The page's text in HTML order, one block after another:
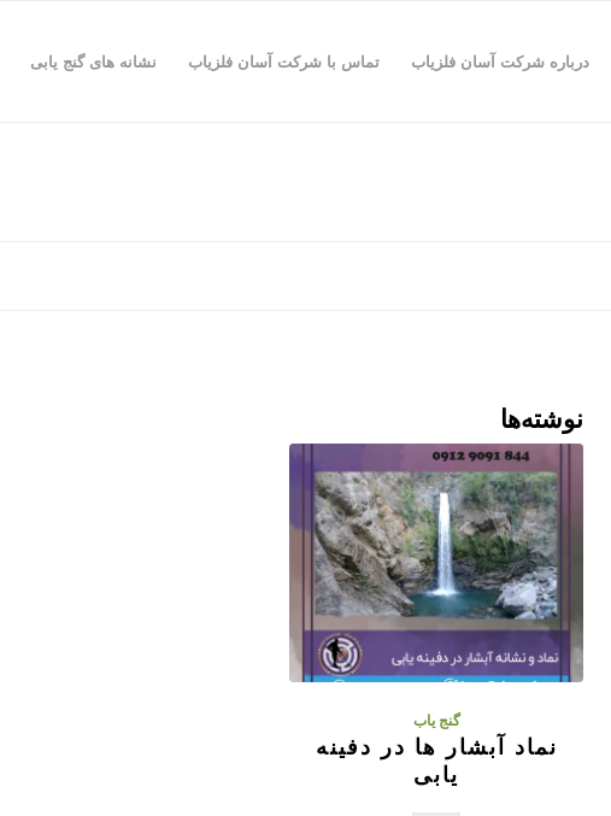
درباره شرکت آسان فلزیاب تماس با شرکت آسان فلزیاب نشانه های گنج یابی
نوشته‌ها
گنج یاب
نماد آبشار ها در دفینه
یابی